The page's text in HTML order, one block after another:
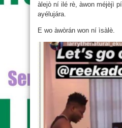
àlejò ní ilé rè, àwon méjèjì
ayélujára.
E wo àwòrán won ní ìsàlè.